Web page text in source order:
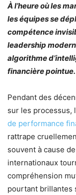
À l’heure où les
les équipes se
compétence
leadership
algorithme
financière pointue.
Pendant des
sur les processus,
de performance
rattrape
souvent à cause
internationaux
compréhension
pourtant brillantes